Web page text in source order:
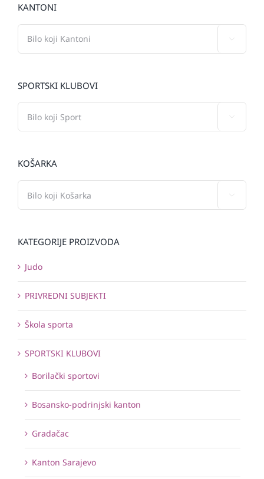
KANTONI
SPORTSKI KLUBOVI
KOŠARKA
KATEGORIJE PROIZVODA
Judo
PRIVREDNI SUBJEKTI
Škola sporta
SPORTSKI KLUBOVI
Borilački sportovi
Bosansko-podrinjski kanton
Gradačac
Kanton Sarajevo